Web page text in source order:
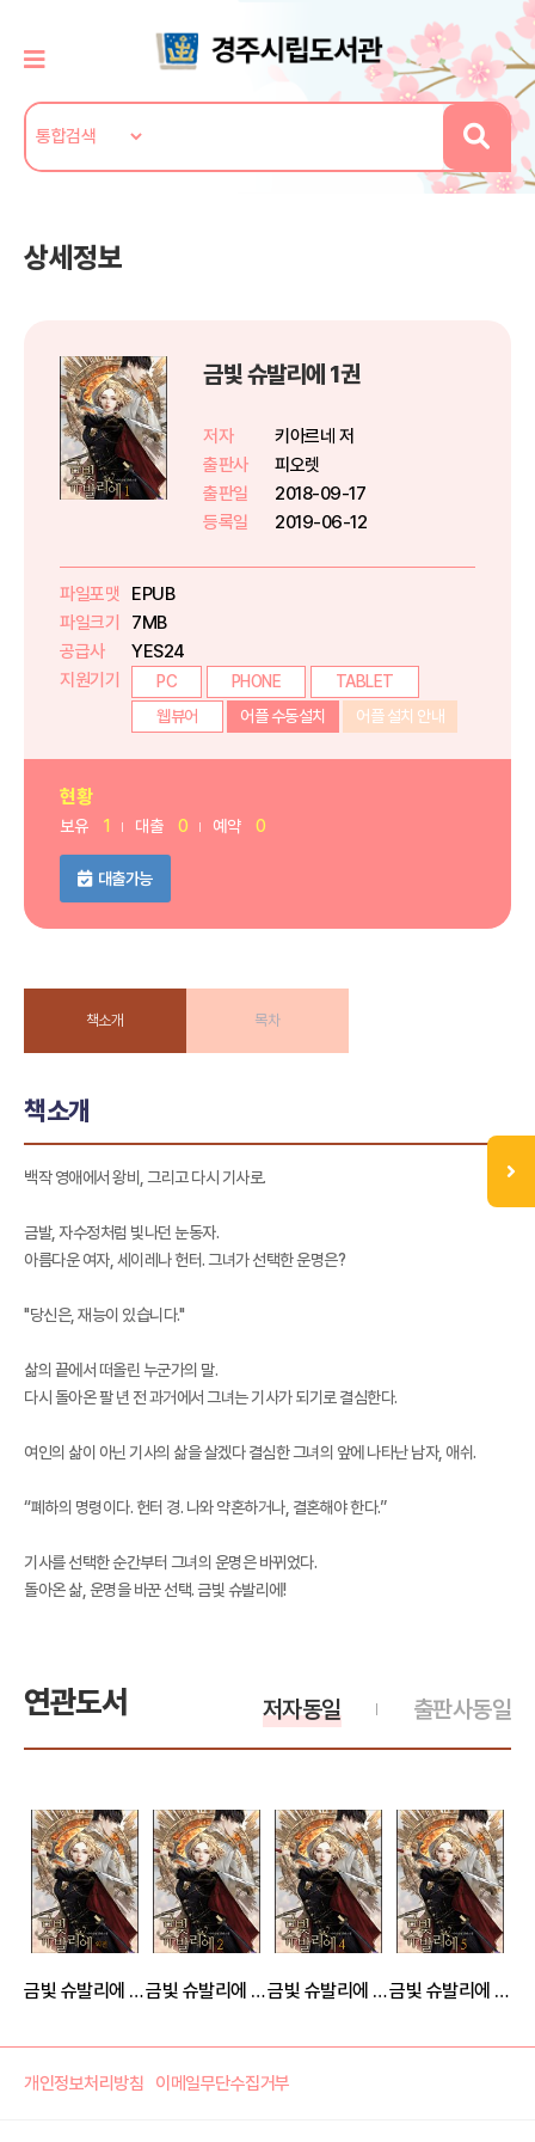
상세정보
금빛 슈발리에 1권
저자
키아르네 저
출판사
피오렛
출판일
2018-09-17
등록일
2019-06-12
파일포맷
EPUB
파일크기
7MB
공급사
YES24
지원기기
PC PHONE
TABLET
웹뷰어
어플 수동설치 어플 설치 안내
현황
보유 1 대출 0 예약 0
대출가능
책소개 목차
책소개
백작 영애에서 왕비, 그리고 다시 기사로.
금발, 자수정처럼 빛나던 눈동자.
아름다운 여자, 세이레나 헌터. 그녀가 선택한 운명은?
"당신은, 재능이 있습니다."
삶의 끝에서 떠올린 누군가의 말.
다시 돌아온 팔 년 전 과거에서 그녀는 기사가 되기로 결심한다.
여인의 삶이 아닌 기사의 삶을 살겠다 결심한 그녀의 앞에 나타난 남자, 애쉬.
“폐하의 명령이다. 헌터 경. 나와 약혼하거나, 결혼해야 한다.”
기사를 선택한 순간부터 그녀의 운명은 바뀌었다.
돌아온 삶, 운명을 바꾼 선택. 금빛 슈발리에!
연관도서 출판사동일
저자동일
금빛 슈발리에 (외전) 금빛 슈발리에 2권 금빛 슈발리에 4권 금빛 슈발리에 5권 (완결)
개인정보처리방침 이메일무단수집거부